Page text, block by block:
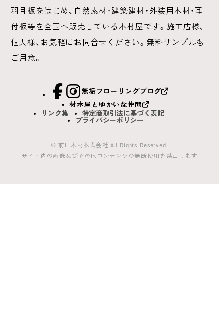
羽目板をはじめ、 自然素材・建築建材・外装用木材・耳
付板等を全国へ販売している木材屋です。 施工店様、
個人様、お気軽にお問合せください。無料サンプルも
ご用意。
facebook
Instagram
無垢フローリングブログ
材木屋とゆかいな仲間
リンク集
特定商取引法に基づく表記
プライバシーポリシー
© 前田木材株式会社 All Rights Reserved.
サイト内の画像及びその他コンテンツの無断使用を禁止します